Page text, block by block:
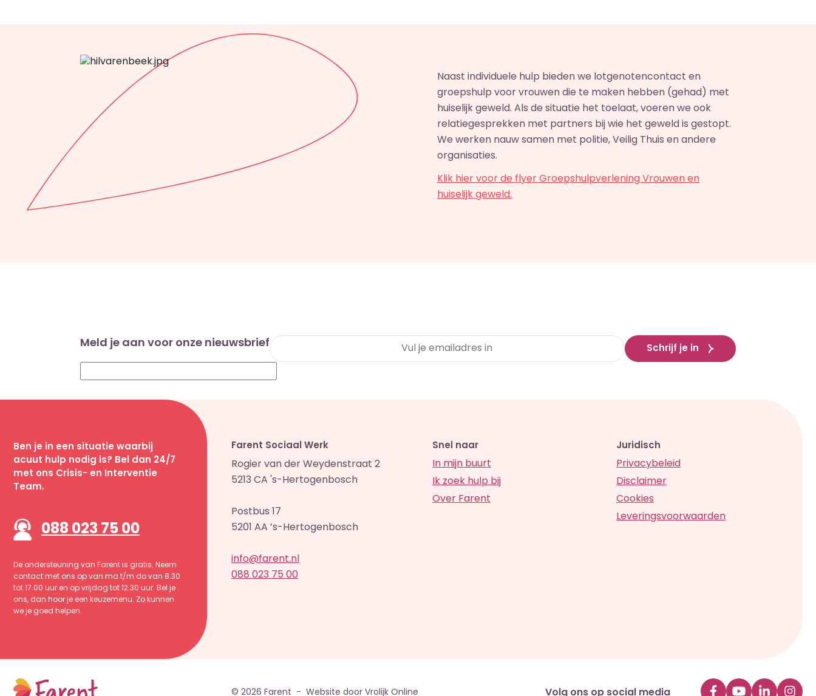
Naast individuele hulp bieden we lotgenotencontact en
groepshulp voor vrouwen die te maken hebben (gehad) met
huiselijk geweld. Als de situatie het toelaat, voeren we ook
relatiegesprekken met partners bij wie het geweld is gestopt.
We werken nauw samen met politie, Veilig Thuis en andere
organisaties.
Klik hier voor de flyer Groepshulpverlening Vrouwen en
huiselijk geweld.
Meld je aan voor onze nieuwsbrief Schrijf je in
Ben je in een situatie waarbij
acuut hulp nodig is? Bel dan 24/7
met ons Crisis- en Interventie
Team.
088 023 75 00
De ondersteuning van Farent is gratis. Neem
contact met ons op van ma t/m do van 8.30
tot 17.00 uur en op vrijdag tot 12.30 uur. Bel je
ons, dan hoor je een keuzemenu. Zo kunnen
we je goed helpen.
Farent Sociaal Werk
Rogier van der Weydenstraat 2
5213 CA 's-Hertogenbosch
Postbus 17
5201 AA ’s-Hertogenbosch
info@farent.nl
088 023 75 00
Snel naar
In mijn buurt
Ik zoek hulp bij
Over Farent
Juridisch
Privacybeleid
Disclaimer
Cookies
Leveringsvoorwaarden
© 2026 Farent - Website door Vrolijk Online Volg ons op social media